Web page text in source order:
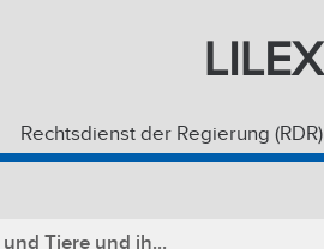
LILEX
Rechtsdienst der Regierung (RDR)
Tiere und ih...